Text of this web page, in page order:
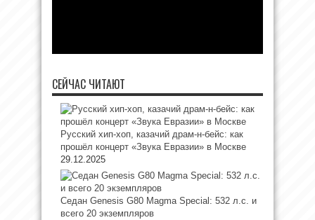
СЕЙЧАС ЧИТАЮТ
Русский хип-хоп, казачий драм-н-бейс: как
прошёл концерт «Звука Евразии» в Москве
29.12.2025
Седан Genesis G80 Magma Special: 532 л.с. и
всего 20 экземпляров